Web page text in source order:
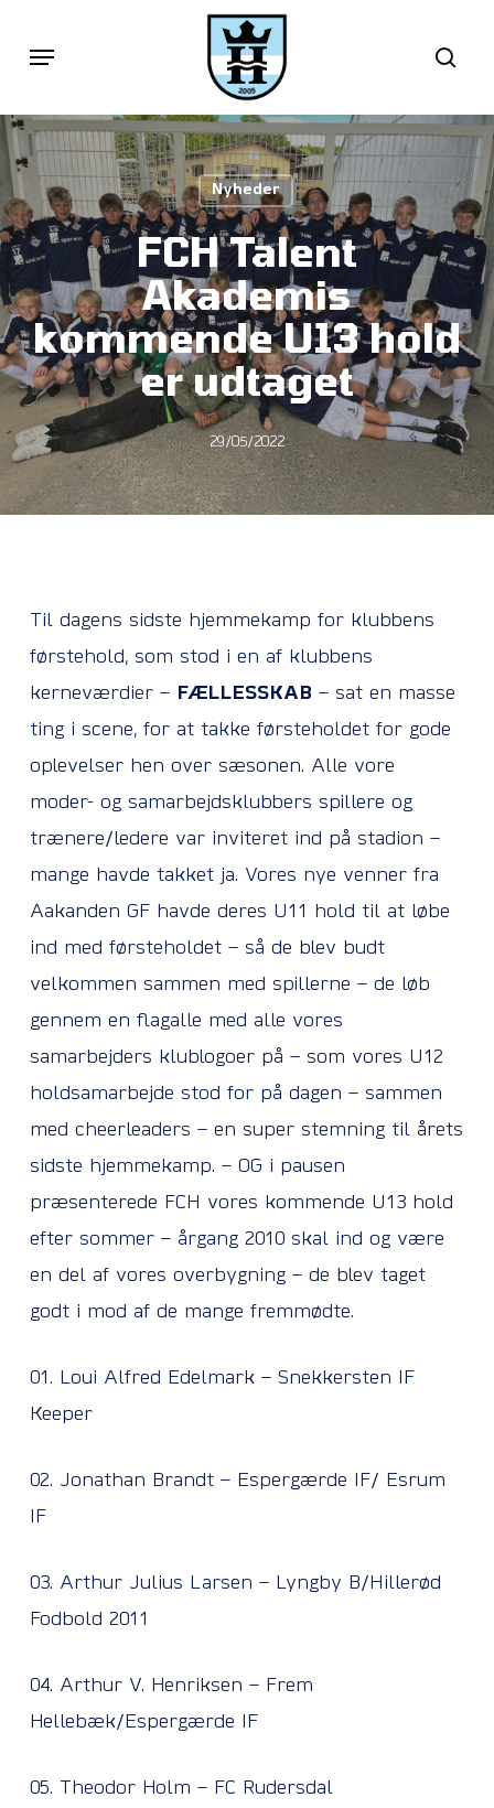
content
Menu
Nyheder
FCH Talent
Akademis
kommende U13 hold
er udtaget
29/05/2022
Til dagens sidste hjemmekamp for klubbens
førstehold, som stod i en af klubbens
kerneværdier – FÆLLESSKAB – sat en masse
ting i scene, for at takke førsteholdet for gode
oplevelser hen over sæsonen. Alle vore
moder- og samarbejdsklubbers spillere og
trænere/ledere var inviteret ind på stadion –
mange havde takket ja. Vores nye venner fra
Aakanden GF havde deres U11 hold til at løbe
ind med førsteholdet – så de blev budt
velkommen sammen med spillerne – de løb
gennem en flagalle med alle vores
samarbejders klublogoer på – som vores U12
holdsamarbejde stod for på dagen – sammen
med cheerleaders – en super stemning til årets
sidste hjemmekamp. – OG i pausen
præsenterede FCH vores kommende U13 hold
efter sommer – årgang 2010 skal ind og være
en del af vores overbygning – de blev taget
godt i mod af de mange fremmødte.
01. Loui Alfred Edelmark – Snekkersten IF
Keeper
02. Jonathan Brandt – Espergærde IF/ Esrum
IF
03. Arthur Julius Larsen – Lyngby B/Hillerød
Fodbold 2011
04. Arthur V. Henriksen – Frem
Hellebæk/Espergærde IF
05. Theodor Holm – FC Rudersdal